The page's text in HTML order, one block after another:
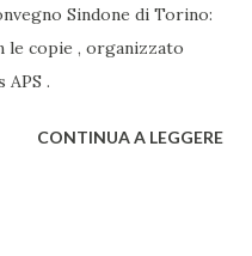
Sindone di Torino:
le copie , organizzato
APS .
CONTINUA A LEGGERE